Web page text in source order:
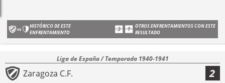
HISTÓRICO DE ESTE
ENFRENTAMIENTO
OTROS ENFRENTAMIENTOS CON ESTE
RESULTADO
Liga de España / Temporada 1940-1941
Zaragoza C.F. 2